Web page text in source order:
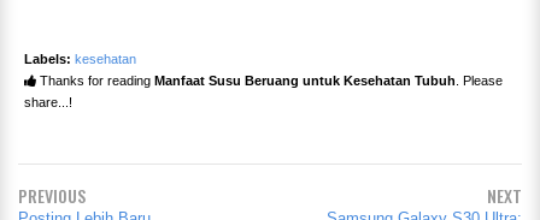
Labels: kesehatan
Thanks for reading Manfaat Susu Beruang untuk Kesehatan Tubuh . Please
share...!
PREVIOUS NEXT